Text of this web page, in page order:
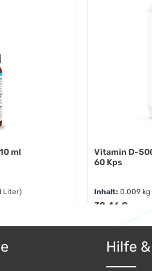
ml
Liter)
Gib den
Vitamin D-
60 Kps
Inhalt:0.009 kg
Regulärer Preis:
30,46 €
Hilfe